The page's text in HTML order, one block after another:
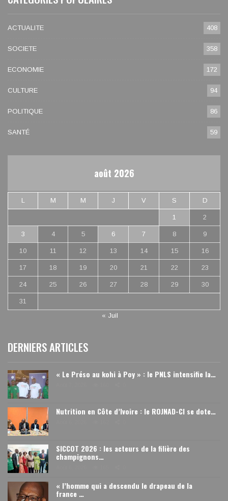
ACTUALITE 408
SOCIETE 358
ECONOMIE 172
CULTURE 94
POLITIQUE 86
SANTÉ 59
août 2026
L M M J V S D
1 2
3 4 5 6 7 8 9
10 11 12 13 14 15 16
17 18 19 20 21 22 23
24 25 26 27 28 29 30
31
« Juil
DERNIERS ARTICLES
« Le Préso au kohi à Poy » : le PNLS intensifie la…
Nutrition en Côte d’Ivoire : le ROJNAD-CI se dote…
SICCOT 2026 : les acteurs de la filière des
champignons…
« l’homme qui a descendu le drapeau de la
france …